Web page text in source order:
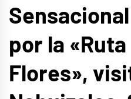
por la
Flores»,